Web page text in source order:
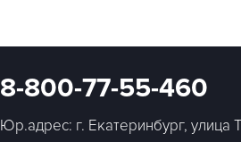
8-800-77-55-460
Юр.адрес: г. Екатеринбург, улица